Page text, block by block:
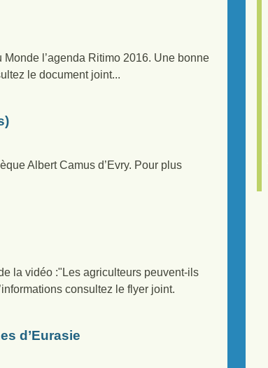
l’agenda Ritimo 2016. Une bonne
le document joint...
Albert Camus d’Evry. Pour plus
la vidéo :"Les agriculteurs peuvent-ils
consultez le flyer joint.
d’Eurasie